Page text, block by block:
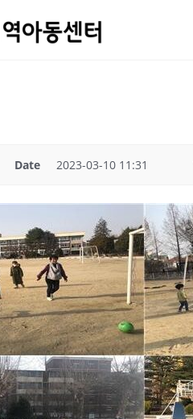
Date 2023-03-10 11:31